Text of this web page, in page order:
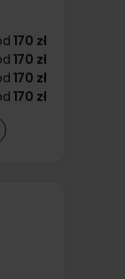
170 zł
170 zł
170 zł
170 zł